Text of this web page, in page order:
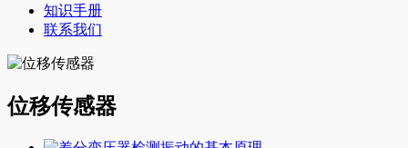
知识手册
联系我们
位移传感器